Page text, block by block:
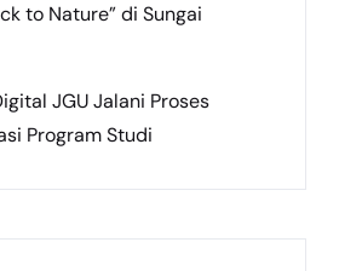
to Nature” di Sungai
JGU Jalani Proses
Program Studi